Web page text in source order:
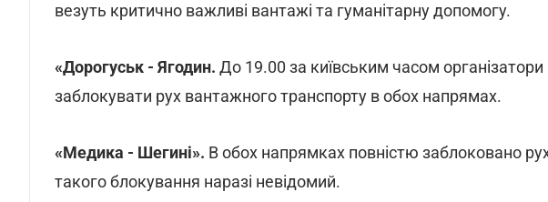
везуть критично важливі вантажі та гуманітарну допомогу.
«Дорогуськ - Ягодин. До 19.00 за київським часом
заблокувати рух вантажного транспорту в обох напрямах.
«Медика - Шегині». В обох напрямках повністю заблоковано
такого блокування наразі невідомий.